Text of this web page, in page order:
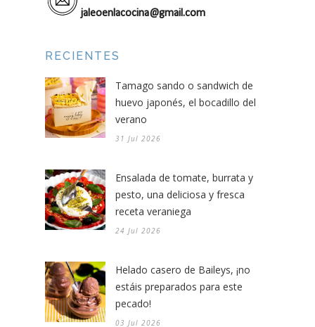
jaleoenlacocina@gmail.com
RECIENTES
Tamago sando o sandwich de
huevo japonés, el bocadillo del
verano
31 Jul 2026
Ensalada de tomate, burrata y
pesto, una deliciosa y fresca
receta veraniega
24 Jul 2026
Helado casero de Baileys, ¡no
estáis preparados para este
pecado!
03 Jul 2026